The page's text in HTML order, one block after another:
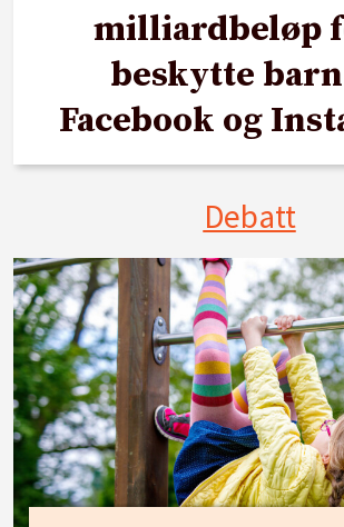
milliardbeløp
beskytte
Facebook og
Debatt